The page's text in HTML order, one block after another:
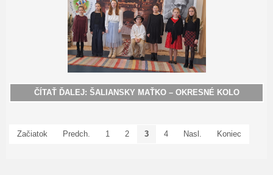
ČÍTAŤ ĎALEJ: ŠALIANSKY MAŤKO – OKRESNÉ KOLO
Začiatok Predch. 1 2 3 4 Nasl. Koniec